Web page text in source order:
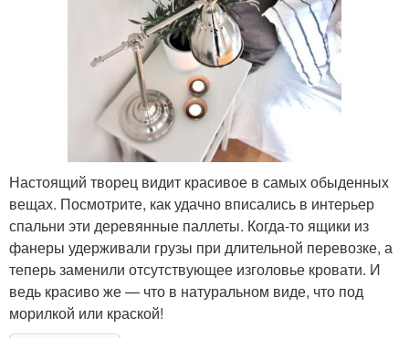
Настоящий творец видит красивое в самых обыденных
вещах. Посмотрите, как удачно вписались в интерьер
спальни эти деревянные паллеты. Когда-то ящики из
фанеры удерживали грузы при длительной перевозке, а
теперь заменили отсутствующее изголовье кровати. И
ведь красиво же — что в натуральном виде, что под
морилкой или краской!